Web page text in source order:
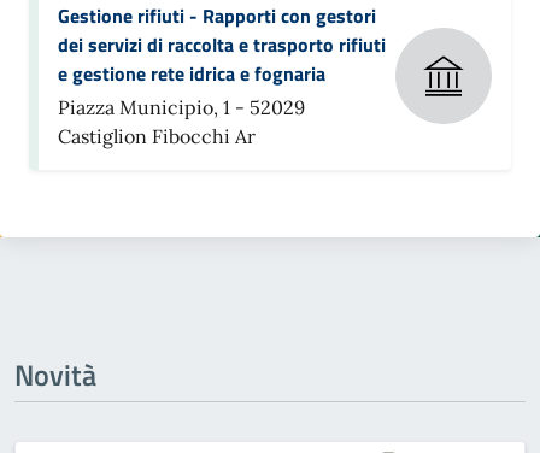
Gestione rifiuti - Rapporti con gestori
dei servizi di raccolta e trasporto rifiuti
e gestione rete idrica e fognaria
Piazza Municipio, 1 - 52029
Castiglion Fibocchi Ar
Novità